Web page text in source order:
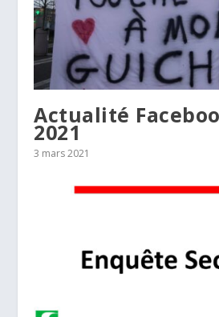
Actualité
2021
3 mars 2021